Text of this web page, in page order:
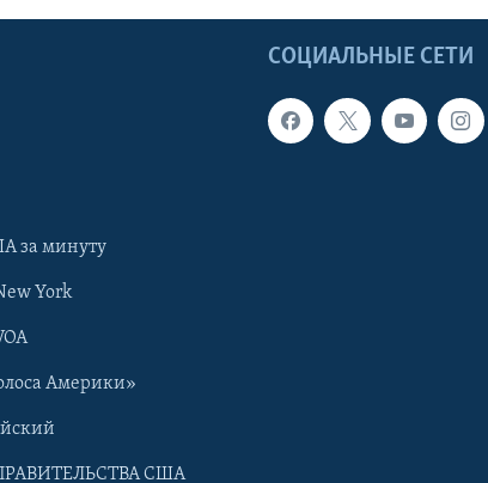
СОЦИАЛЬНЫЕ СЕТИ
за минуту
York
Америки»
США